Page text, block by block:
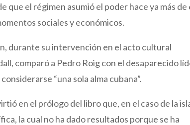
el régimen asumió el poder hace ya más de
sociales y económicos.
durante su intervención en el acto cultural
comparó a Pedro Roig con el desaparecido
“una sola alma cubana”.
en el prólogo del libro que, en el caso de la
la cual no ha dado resultados porque se ha